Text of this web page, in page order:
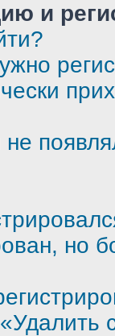
и
но